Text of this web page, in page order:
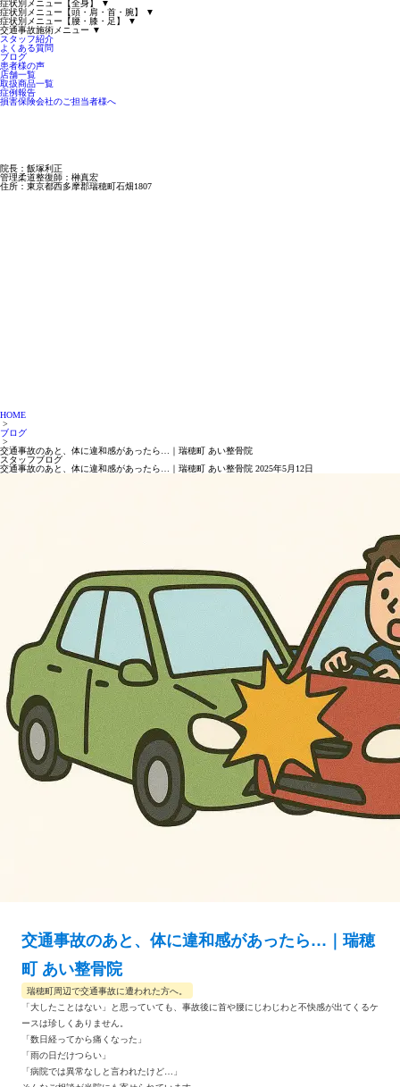
症状別メニュー【全身】
▼
症状別メニュー【頭・肩・首・腕】
▼
症状別メニュー【腰・膝・足】
▼
交通事故施術メニュー ▼
スタッフ紹介
よくある質問
ブログ
患者様の声
店舗一覧
取扱商品一覧
症例報告
損害保険会社のご担当者様へ
院長：飯塚利正
管理柔道整復師：榊真宏
住所：東京都西多摩郡瑞穂町石畑1807
HOME
>
ブログ
>
交通事故のあと、体に違和感があったら…｜瑞穂町 あい整骨院
スタッフブログ
交通事故のあと、体に違和感があったら…｜瑞穂町 あい整骨院 2025年5月12日
交通事故のあと、体に違和感があったら…｜瑞穂
町 あい整骨院
瑞穂町周辺で交通事故に遭われた方へ。
「大したことはない」と思っていても、事故後に首や腰にじわじわと不快感が出てくるケ
ースは珍しくありません。
「数日経ってから痛くなった」
「雨の日だけつらい」
「病院では異常なしと言われたけど…」